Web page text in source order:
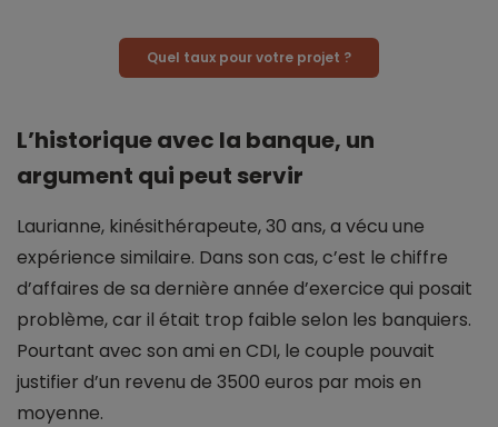
Quel taux pour votre projet ?
L’historique avec la banque, un
argument qui peut servir
Laurianne, kinésithérapeute, 30 ans, a vécu une
expérience similaire. Dans son cas, c’est le chiffre
d’affaires de sa dernière année d’exercice qui posait
problème, car il était trop faible selon les banquiers.
Pourtant avec son ami en CDI, le couple pouvait
justifier d’un revenu de 3500 euros par mois en
moyenne.